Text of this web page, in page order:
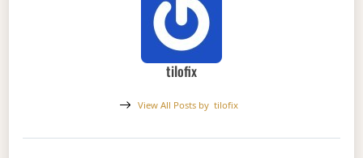
tilofix
View All Posts by tilofix